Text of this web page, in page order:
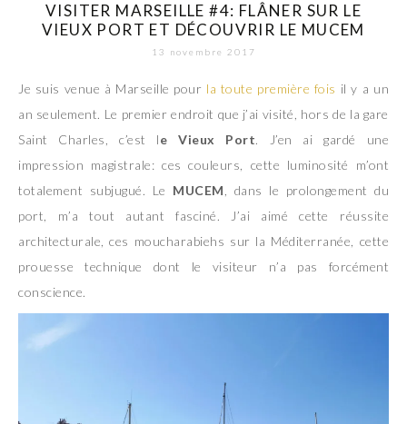
VISITER MARSEILLE #4: FLÂNER SUR LE
VIEUX PORT ET DÉCOUVRIR LE MUCEM
13 novembre 2017
Je suis venue à Marseille pour la toute première fois il y a un
an seulement. Le premier endroit que j’ai visité, hors de la gare
Saint Charles, c’est le Vieux Port. J’en ai gardé une
impression magistrale: ces couleurs, cette luminosité m’ont
totalement subjugué. Le MUCEM , dans le prolongement du
port, m’a tout autant fasciné. J’ai aimé cette réussite
architecturale, ces moucharabiehs sur la Méditerranée, cette
prouesse technique dont le visiteur n’a pas forcément
conscience.